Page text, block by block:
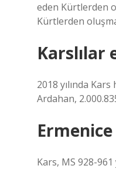
eden Kürtlerden
Kürtlerden
Karslılar
2018 yılında
Ardahan,
Kars, MS 928-